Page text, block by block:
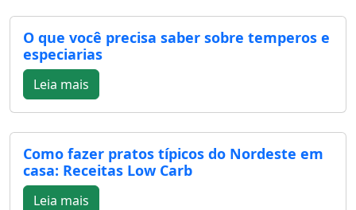
O que você precisa saber sobre temperos e
especiarias
Leia mais
Como fazer pratos típicos do Nordeste em
casa: Receitas Low Carb
Leia mais